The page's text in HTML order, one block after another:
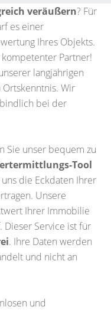
veräußern? Für
es einer
Ihres Objekts.
Partner!
langjährigen
Wir
bei der
Sie unser bequem zu
Tool
die Eckdaten Ihrer
Unsere
Ihrer Immobilie
Dieser Service ist für
. Ihre Daten werden
und nicht an
und